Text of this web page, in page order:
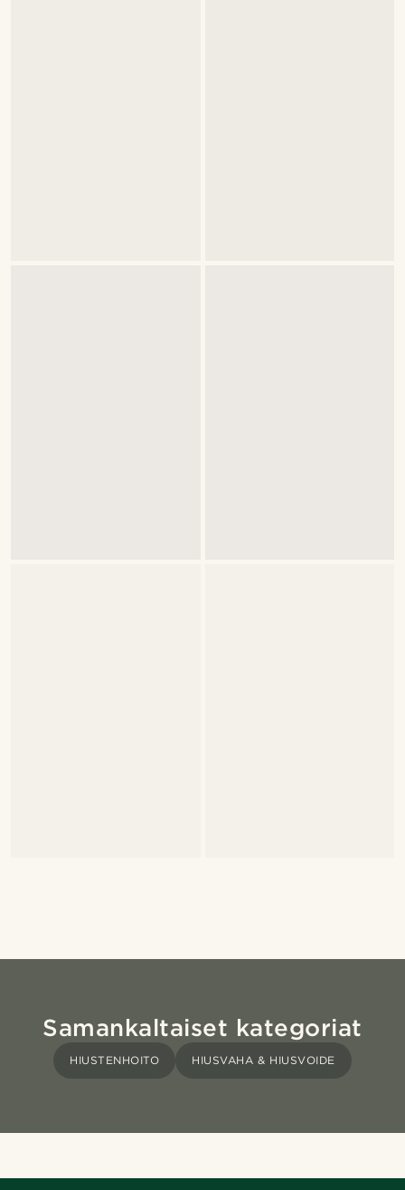
Samankaltaiset kategoriat
HIUSTENHOITO HIUSVAHA & HIUSVOIDE